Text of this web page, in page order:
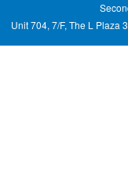
Unit 704, 7/F, The L Plaza